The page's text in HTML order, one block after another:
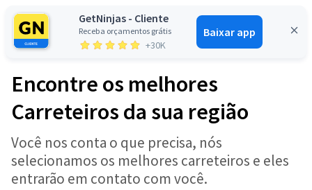
GetNinjas - Cliente
Receba orçamentos grátis
+30K
Baixar app
Entrar
Encontre os melhores
Carreteiros da sua região
Você nos conta o que precisa, nós
selecionamos os melhores carreteiros e eles
entrarão em contato com você.